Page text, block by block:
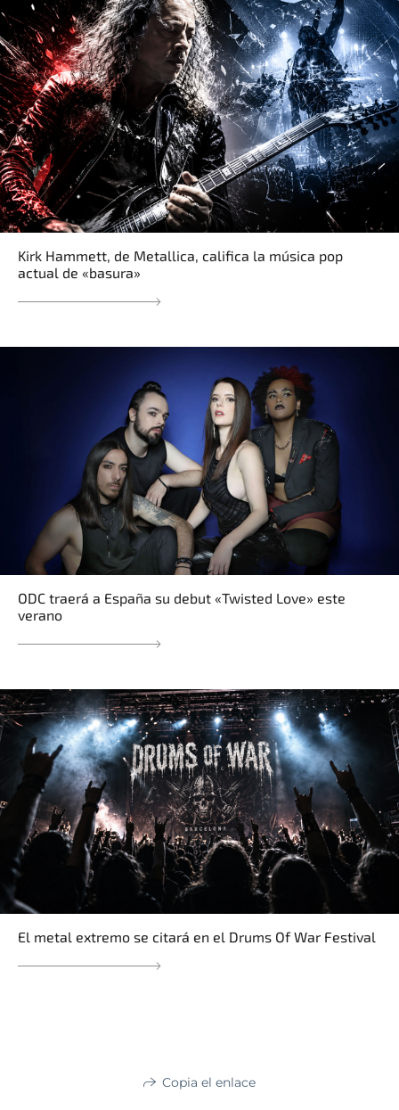
Kirk Hammett, de Metallica, califica la música pop
actual de «basura»
ODC traerá a España su debut «Twisted Love» este
verano
El metal extremo se citará en el Drums Of War Festival
Copia el enlace